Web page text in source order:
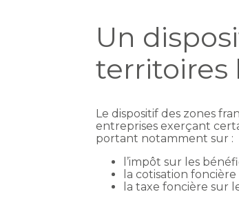
Un
territoires
Le dispositif des zones
entreprises exerçant
portant notamment sur :
l’impôt sur les
la cotisation foncière
la taxe foncière sur